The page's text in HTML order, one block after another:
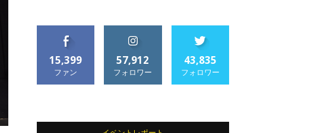
15,399
ファン
57,912
フォロワー
43,835
フォロワー